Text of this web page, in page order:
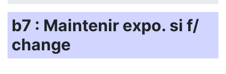
b7 : Maintenir expo. si f/
change